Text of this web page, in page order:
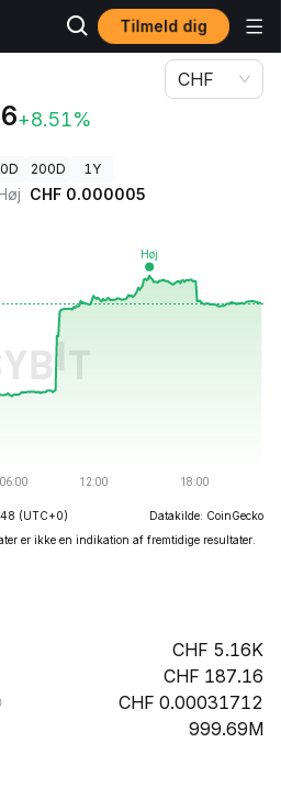
Tilmeld dig
+8.51%
CHF
200D 1Y
CHF 0.000005
(UTC+0)
Datakilde: CoinGecko
er ikke en indikation af fremtidige resultater.
5.16K
187.16
0.00031712
999.69M